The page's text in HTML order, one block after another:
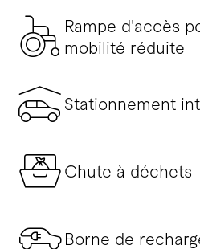
Rampe d'accès
mobilité réduite
Stationnement
Chute à déchets
Borne de